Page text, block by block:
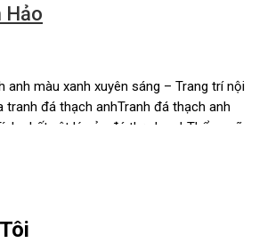
Hảo
anh màu xanh xuyên sáng – Trang trí nội
đá thạch anhTranh đá thạch anh
chất vật lý của đá thạch anhThẩm mỹ
đá thạch anhLợi ích khi sử dụng tranh